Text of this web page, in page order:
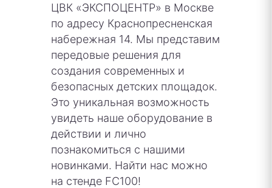
ЦВК «ЭКСПОЦЕНТР» в Москве
по адресу Краснопресненская
набережная 14. Мы представим
передовые решения для
создания современных и
безопасных детских площадок.
Это уникальная возможность
увидеть наше оборудование в
действии и лично
познакомиться с нашими
новинками. Найти нас можно
на стенде FC100!